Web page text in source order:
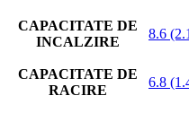
CAPACITATE DE
INCALZIRE
8.6
CAPACITATE DE
RACIRE
6.8